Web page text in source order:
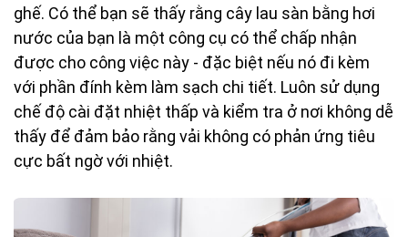
ghế. Có thể bạn sẽ thấy rằng cây lau sàn bằng hơi
nước của bạn là một công cụ có thể chấp nhận
được cho công việc này - đặc biệt nếu nó đi kèm
với phần đính kèm làm sạch chi tiết. Luôn sử dụng
chế độ cài đặt nhiệt thấp và kiểm tra ở nơi không dễ
thấy để đảm bảo rằng vải không có phản ứng tiêu
cực bất ngờ với nhiệt.